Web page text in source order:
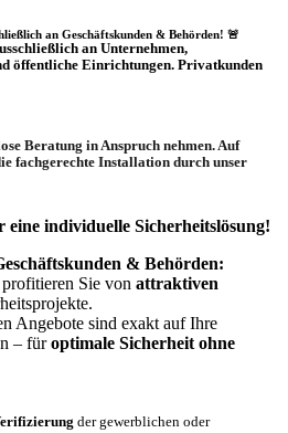
an Geschäftskunden & Behörden! 🚨
an Unternehmen,
öffentliche Einrichtungen. Privatkunden
Beratung in Anspruch nehmen. Auf
fachgerechte Installation durch unser
individuelle Sicherheitslösung!
& Behörden:
Sie von attraktiven
Angebote sind exakt auf Ihre
– füroptimale Sicherheit ohne
der gewerblichen oder